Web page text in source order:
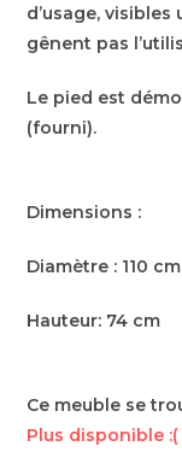
d’usage,
gênent pas
Le pied est
(fourni).
Dimensions :
Diamètre : 110 cm
Hauteur: 74 cm
Ce meuble se
Plus disponible :(